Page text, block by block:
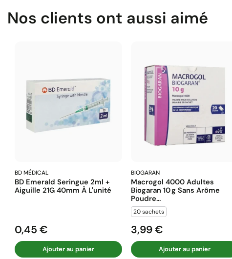
Nos clients ont aussi aimé
BD MÉDICAL
BD Emerald Seringue 2ml +
Aiguille 21G 40mm À L'unité
Prix
0,45 €
Ajouter au panier
BIOGARAN
Macrogol 4000 Adultes
Biogaran 10 G Sans Arôme
Poudre...
20 sachets
Prix
3,99 €
Ajouter au panier